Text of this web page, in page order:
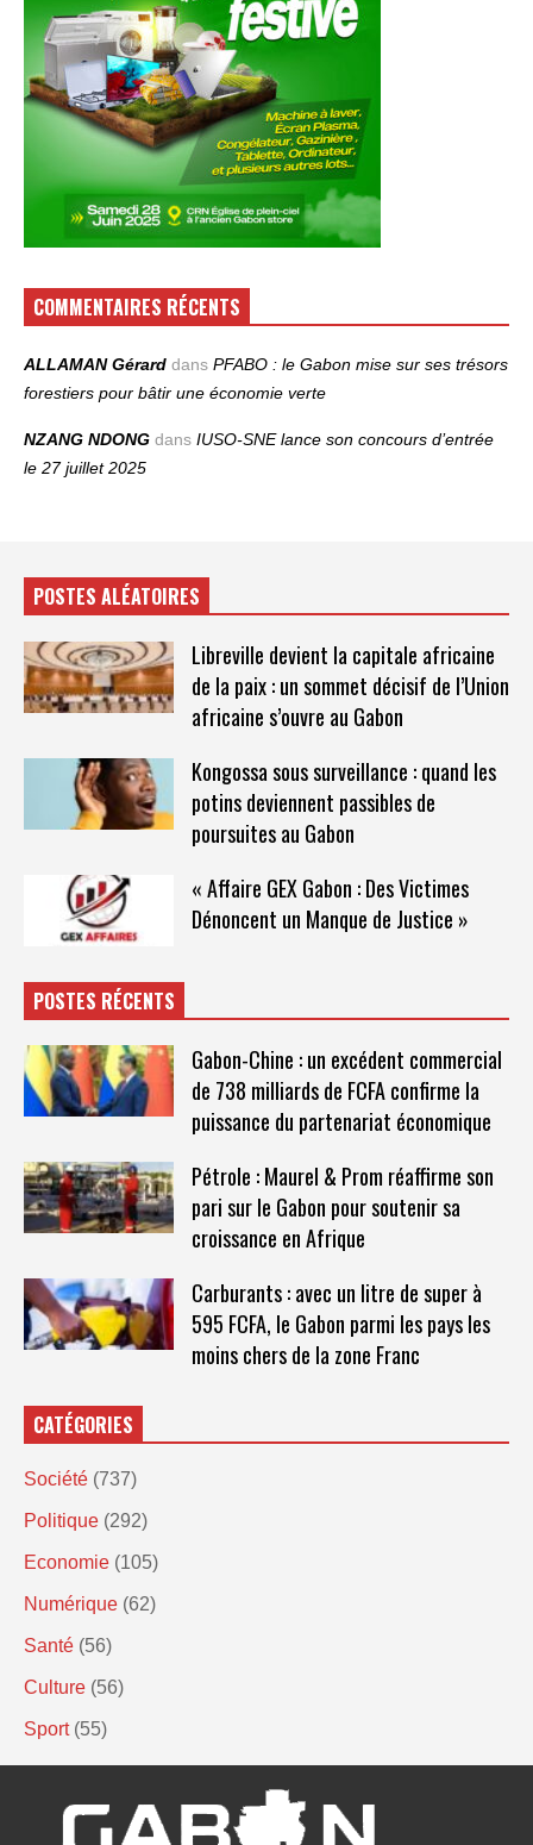
COMMENTAIRES RÉCENTS
ALLAMAN Gérard dans PFABO : le Gabon mise sur ses trésors
forestiers pour bâtir une économie verte
NZANG NDONG dans IUSO‑SNE lance son concours d’entrée
le 27 juillet 2025
POSTES ALÉATOIRES
Libreville devient la capitale africaine
de la paix : un sommet décisif de l’Union
africaine s’ouvre au Gabon
Kongossa sous surveillance : quand les
potins deviennent passibles de
poursuites au Gabon
« Affaire GEX Gabon : Des Victimes
Dénoncent un Manque de Justice »
POSTES RÉCENTS
Gabon-Chine : un excédent commercial
de 738 milliards de FCFA confirme la
puissance du partenariat économique
Pétrole : Maurel & Prom réaffirme son
pari sur le Gabon pour soutenir sa
croissance en Afrique
Carburants : avec un litre de super à
595 FCFA, le Gabon parmi les pays les
moins chers de la zone Franc
CATÉGORIES
Société (737)
Politique (292)
Economie (105)
Numérique (62)
Santé (56)
Culture (56)
Sport (55)